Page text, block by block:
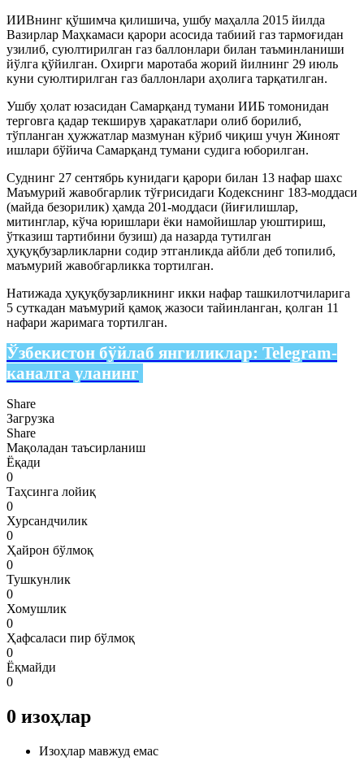
ИИВнинг қўшимча қилишича, ушбу маҳалла 2015 йилда
Вазирлар Маҳкамаси қарори асосида табиий газ тармоғидан
узилиб, суюлтирилган газ баллонлари билан таъминланиши
йўлга қўйилган. Охирги маротаба жорий йилнинг 29 июль
куни суюлтирилган газ баллонлари аҳолига тарқатилган.
Ушбу ҳолат юзасидан Самарқанд тумани ИИБ томонидан
терговга қадар текширув ҳаракатлари олиб борилиб,
тўпланган ҳужжатлар мазмунан кўриб чиқиш учун Жиноят
ишлари бўйича Самарқанд тумани судига юборилган.
Суднинг 27 сентябрь кунидаги қарори билан 13 нафар шахс
Маъмурий жавобгарлик тўғрисидаги Кодекснинг 183-моддаси
(майда безорилик) ҳамда 201-моддаси (йиғилишлар,
митинглар, кўча юришлари ёки намойишлар уюштириш,
ўтказиш тартибини бузиш) да назарда тутилган
ҳуқуқбузарликларни содир этганликда айбли деб топилиб,
маъмурий жавобгарликка тортилган.
Натижада ҳуқуқбузарликнинг икки нафар ташкилотчиларига
5 суткадан маъмурий қамоқ жазоси тайинланган, қолган 11
нафари жаримага тортилган.
Ўзбекистон бўйлаб янгиликлар: Telegram-
каналга уланинг
Share
Загрузка
Share
Мақоладан таъсирланиш
Ёқади
0
Таҳсинга лойиқ
0
Хурсандчилик
0
Ҳайрон бўлмоқ
0
Тушкунлик
0
Хомушлик
0
Ҳафсаласи пир бўлмоқ
0
Ёқмайди
0
0 изоҳлар
Изоҳлар мавжуд емас